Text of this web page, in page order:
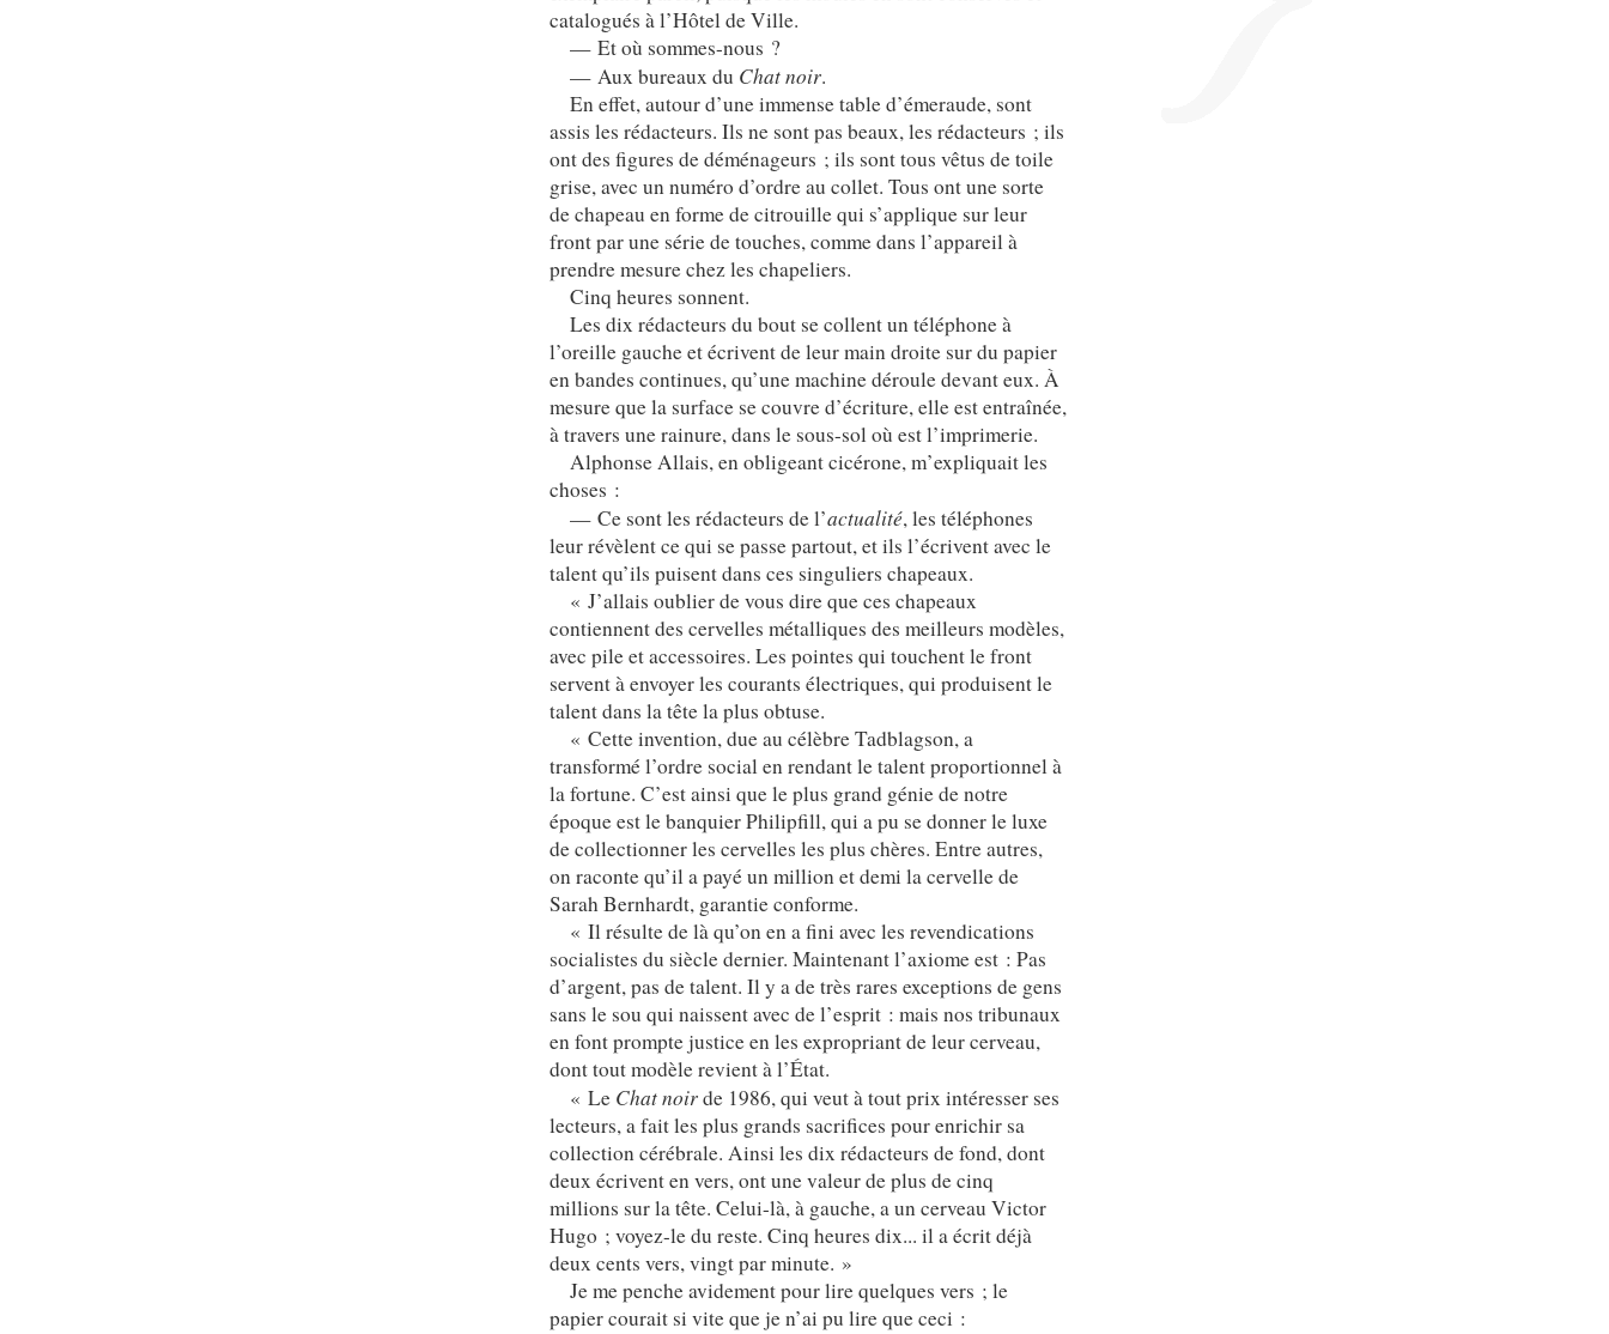
catalogués à l’Hôtel de Ville.
— Et où sommes-nous ?
— Aux bureaux du Chat noir.
En effet, autour d’une immense table d’émeraude, sont
assis les rédacteurs. Ils ne sont pas beaux, les rédacteurs ; ils
ont des figures de déménageurs ; ils sont tous vêtus de toile
grise, avec un numéro d’ordre au collet. Tous ont une sorte
de chapeau en forme de citrouille qui s’applique sur leur
front par une série de touches, comme dans l’appareil à
prendre mesure chez les chapeliers.
Cinq heures sonnent.
Les dix rédacteurs du bout se collent un téléphone à
l’oreille gauche et écrivent de leur main droite sur du papier
en bandes continues, qu’une machine déroule devant eux. À
mesure que la surface se couvre d’écriture, elle est entraînée,
à travers une rainure, dans le sous-sol où est l’imprimerie.
Alphonse Allais, en obligeant cicérone, m’expliquait les
choses :
— Ce sont les rédacteurs de l’actualité, les téléphones
leur révèlent ce qui se passe partout, et ils l’écrivent avec le
talent qu’ils puisent dans ces singuliers chapeaux.
« J’allais oublier de vous dire que ces chapeaux
contiennent des cervelles métalliques des meilleurs modèles,
avec pile et accessoires. Les pointes qui touchent le front
servent à envoyer les courants électriques, qui produisent le
talent dans la tête la plus obtuse.
« Cette invention, due au célèbre Tadblagson, a
transformé l’ordre social en rendant le talent proportionnel à
la fortune. C’est ainsi que le plus grand génie de notre
époque est le banquier Philipfill, qui a pu se donner le luxe
de collectionner les cervelles les plus chères. Entre autres,
on raconte qu’il a payé un million et demi la cervelle de
Sarah Bernhardt, garantie conforme.
« Il résulte de là qu’on en a fini avec les revendications
socialistes du siècle dernier. Maintenant l’axiome est : Pas
d’argent, pas de talent. Il y a de très rares exceptions de gens
sans le sou qui naissent avec de l’esprit : mais nos tribunaux
en font prompte justice en les expropriant de leur cerveau,
dont tout modèle revient à l’État.
« Le Chat noirde 1986, qui veut à tout prix intéresser ses
lecteurs, a fait les plus grands sacrifices pour enrichir sa
collection cérébrale. Ainsi les dix rédacteurs de fond, dont
deux écrivent en vers, ont une valeur de plus de cinq
millions sur la tête. Celui-là, à gauche, a un cerveau Victor
Hugo ; voyez-le du reste. Cinq heures dix... il a écrit déjà
deux cents vers, vingt par minute. »
Je me penche avidement pour lire quelques vers ; le
papier courait si vite que je n’ai pu lire que ceci :